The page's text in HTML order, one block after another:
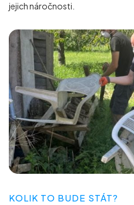
jejich náročnosti.
KOLIK TO BUDE STÁT?